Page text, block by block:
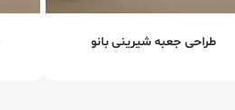
طراحی جعبه شیرینی بانو